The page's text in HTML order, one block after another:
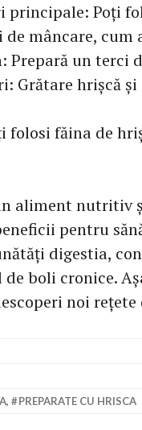
principale: Poți
de mâncare,
Prepară un terci
Grătare hrișcă
folosi făina de
aliment nutritiv
pentru
digestia,
boli cronice.
noi rețete
, PREPARATE CU HRISCA